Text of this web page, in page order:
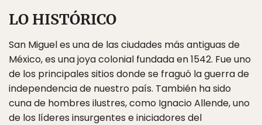
LO HISTÓRICO
San Miguel es una de las ciudades más antiguas de
México, es una joya colonial fundada en 1542. Fue uno
de los principales sitios donde se fraguó la guerra de
independencia de nuestro país. También ha sido
cuna de hombres ilustres, como Ignacio Allende, uno
de los líderes insurgentes e iniciadores del